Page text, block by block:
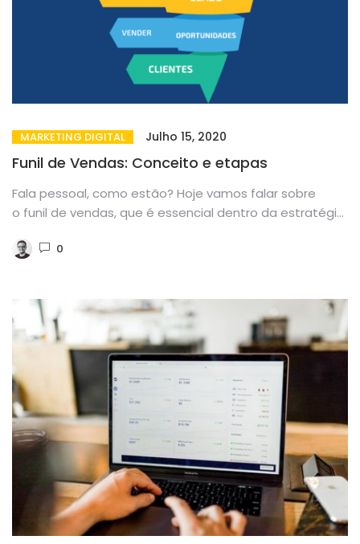
MARKETING DIGITAL Julho 15, 2020
Funil de Vendas: Conceito e etapas
Fala pessoal, como estão? Hoje vamos falar sobre
o funil de vendas, que é essencial dentro da estratégia
0